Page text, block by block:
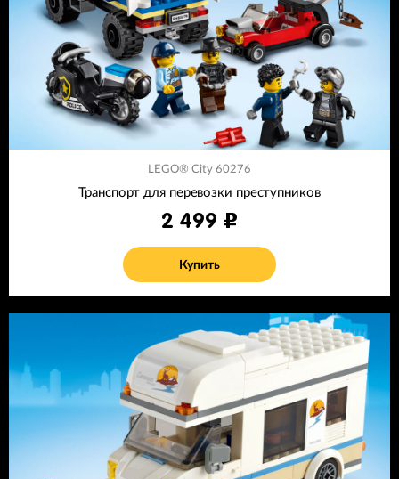
LEGO® City 60276
Транспорт для перевозки преступников
2 499
Купить